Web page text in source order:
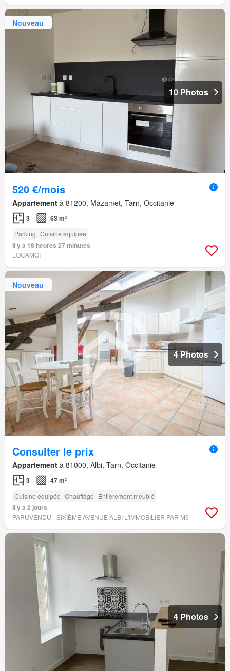
Nouveau
10 Photos
520 €/mois
Appartement à 81200, Mazamet, Tarn, Occitanie
3 63 m²
Parking Cuisine équipée
Il y a 18 heures 27 minutes
LOCAMOI
Nouveau
4 Photos
Consulter le prix
Appartement à 81000, Albi, Tarn, Occitanie
3 47 m²
Cuisine équipée Chauffage Entièrement meublé
Il y a 2 jours
PARUVENDU - SIXIÈME AVENUE ALBI L'IMMOBILIER PAR M6
4 Photos